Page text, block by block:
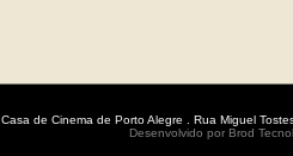
Casa de Cinema de Porto Alegre . Rua Miguel
Desenvolvido por Brod